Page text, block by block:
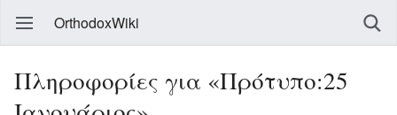
OrthodoxWiki
Πληροφορίες για «Πρότυπο:25